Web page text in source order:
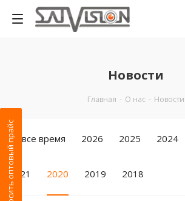
Новости
Главная - О нас - Новости
За все время 2026 2025 2024
2021 2020 2019 2018
Запросить оптовый прайс